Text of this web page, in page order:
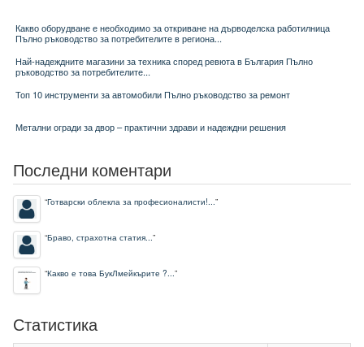
Какво оборудване е необходимо за откриване на дърводелска работилница
Пълно ръководство за потребителите в региона...
Най-надеждните магазини за техника според ревюта в България Пълно
ръководство за потребителите...
Топ 10 инструменти за автомобили Пълно ръководство за ремонт
Метални огради за двор – практични здрави и надеждни решения
Последни коментари
“Готварски облекла за професионалисти!...”
“Браво, страхотна статия...”
“Какво е това БукЛмейкърите ?...”
Статистика